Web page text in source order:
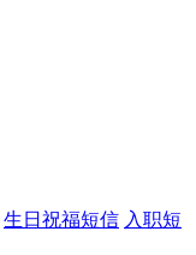
生日祝福短信 入职短